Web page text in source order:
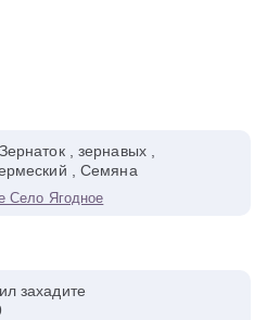
, зернавых ,
, Семяна
Село Ягодное
захадите